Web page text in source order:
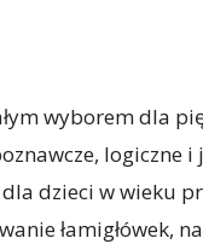
wyborem dla
logiczne
dzieci w wieku
łamigłówek,